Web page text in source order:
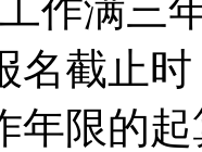
作满三
名截止
年限的